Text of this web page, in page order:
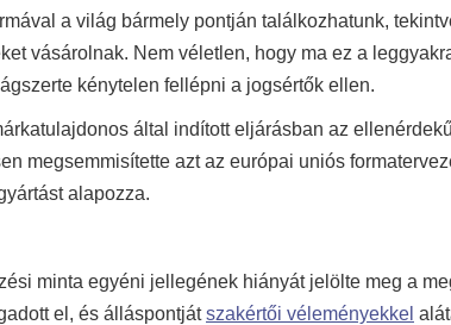
a világ bármely pontján találkozhatunk,
vásárolnak. Nem véletlen, hogy ma ez a
kénytelen fellépni a jogsértők ellen.
által indított eljárásban az
megsemmisítette azt az európai uniós
alapozza.
minta egyéni jellegének hiányát jelölte meg a
el, és álláspontjátszakértői véleményekkel